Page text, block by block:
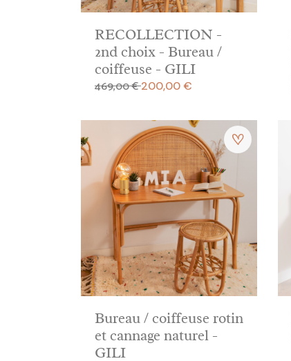
RECOLLECTION -
2nd choix - Bureau /
coiffeuse - GILI
Prix de base
469,00 €Prix
200,00 €
Bureau / coiffeuse rotin
et cannage naturel -
GILI